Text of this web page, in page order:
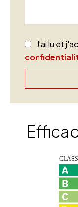
J’ai lu et